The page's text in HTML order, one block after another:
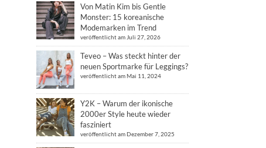
Von Matin Kim bis Gentle
Monster: 15 koreanische
Modemarken im Trend
veröffentlicht am Juli 27, 2026
Teveo – Was steckt hinter der
neuen Sportmarke für Leggings?
veröffentlicht am Mai 11, 2024
Y2K – Warum der ikonische
2000er Style heute wieder
fasziniert
veröffentlicht am Dezember 7, 2025